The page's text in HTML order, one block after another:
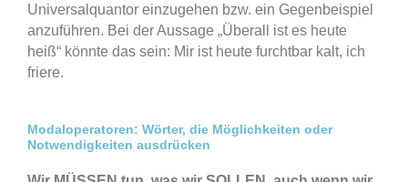
Universalquantor einzugehen bzw. ein Gegenbeispiel
anzuführen. Bei der Aussage „Überall ist es heute
heiß“ könnte das sein: Mir ist heute furchtbar kalt, ich
friere.
Modaloperatoren: Wörter, die Möglichkeiten oder
Notwendigkeiten ausdrücken